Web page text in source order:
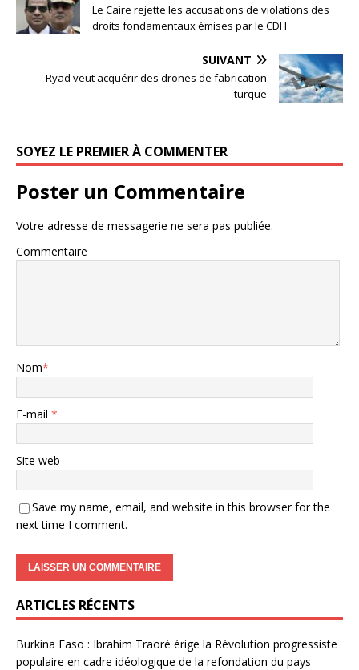
Le Caire rejette les accusations de violations des
droits fondamentaux émises par le CDH
SUIVANT
Ryad veut acquérir des drones de fabrication
turque
SOYEZ LE PREMIER À COMMENTER
Poster un Commentaire
Votre adresse de messagerie ne sera pas publiée.
Commentaire
Nom*
E-mail *
Site web
Save my name, email, and website in this browser for the
next time I comment.
ARTICLES RÉCENTS
Burkina Faso : Ibrahim Traoré érige la Révolution progressiste
populaire en cadre idéologique de la refondation du pays